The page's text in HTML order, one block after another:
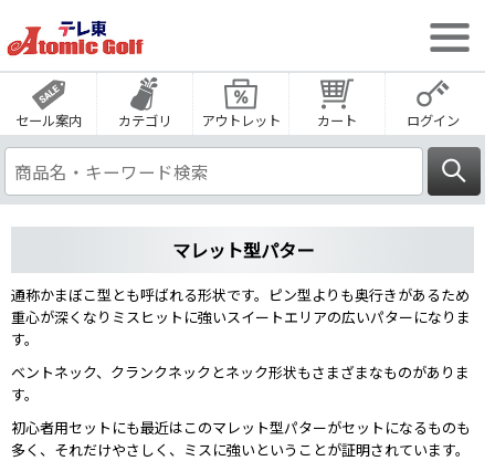
セール案内 カテゴリ アウトレット カート ログイン
マレット型パター
通称かまぼこ型とも呼ばれる形状です。ピン型よりも奥行きがあるため
重心が深くなりミスヒットに強いスイートエリアの広いパターになりま
す。
ベントネック、クランクネックとネック形状もさまざまなものがありま
す。
初心者用セットにも最近はこのマレット型パターがセットになるものも
多く、それだけやさしく、ミスに強いということが証明されています。